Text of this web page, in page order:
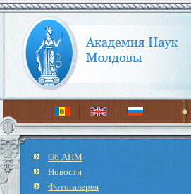
Об АНМ
Новости
Фотогалерея